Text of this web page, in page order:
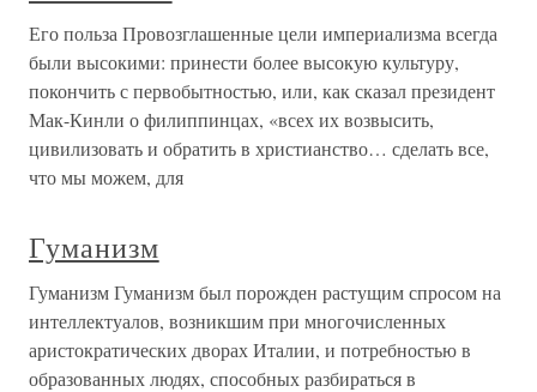
Его польза Провозглашенные цели империализма всегда
были высокими: принести более высокую культуру,
покончить с первобытностью, или, как сказал президент
Мак-Кинли о филиппинцах, «всех их возвысить,
цивилизовать и обратить в христианство… сделать все,
что мы можем, для
Гуманизм
Гуманизм Гуманизм был порожден растущим спросом на
интеллектуалов, возникшим при многочисленных
аристократических дворах Италии, и потребностью в
образованных людях, способных разбираться в